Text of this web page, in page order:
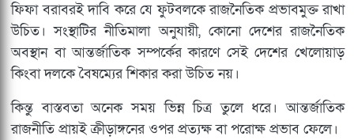
ফিফা বরাবরই দাবি করে যে ফুটবলকে রাজনৈতিক প্রভাবমুক্ত রাখা
উচিত। সংস্থাটির নীতিমালা অনুযায়ী, কোনো দেশের রাজনৈতিক
অবস্থান বা আন্তর্জাতিক সম্পর্কের কারণে সেই দেশের খেলোয়াড়
কিংবা দলকে বৈষম্যের শিকার করা উচিত নয়।
কিন্তু বাস্তবতা অনেক সময় ভিন্ন চিত্র তুলে ধরে। আন্তর্জাতিক
রাজনীতি প্রায়ই ক্রীড়াঙ্গনের ওপর প্রত্যক্ষ বা পরোক্ষ প্রভাব ফেলে।